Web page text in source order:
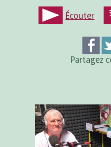
Écouter
Partagez